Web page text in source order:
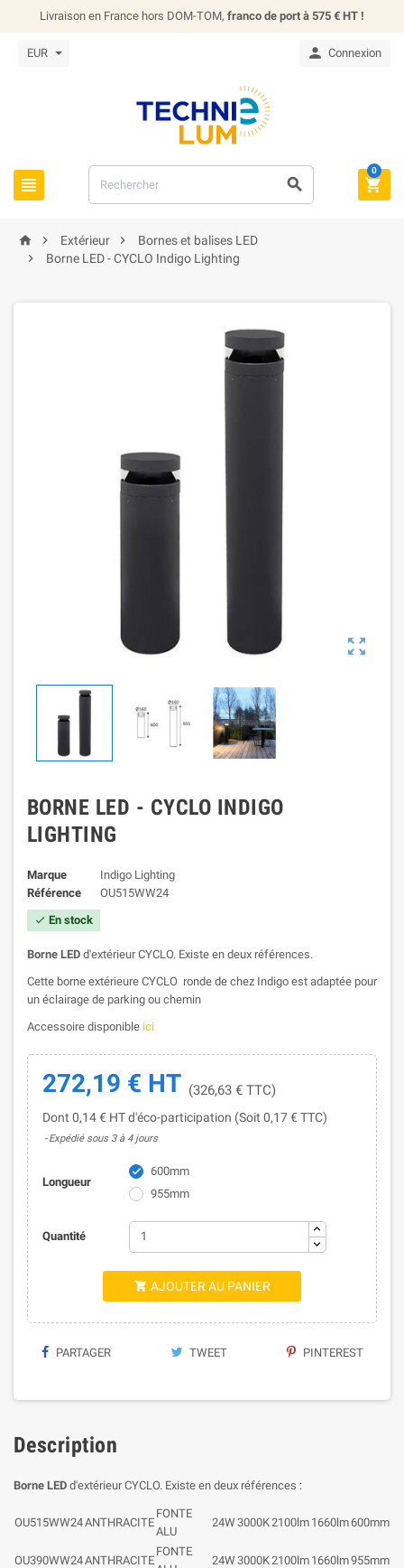
Livraison en France hors DOM-TOM, franco de port à 575 € HT !
EUR  Connexion
  
0
  Extérieur 
Bornes et balises LED

Borne LED - CYCLO Indigo Lighting

BORNE LED - CYCLO INDIGO
LIGHTING
Marque
Indigo Lighting
Référence
OU515WW24
 En stock
Borne LED d'extérieur CYCLO. Existe en deux références.
Cette borne extérieure CYCLO ronde de chez Indigo est adaptée pour
un éclairage de parking ou chemin
Accessoire disponible ici
272,19 € HT (326,63 € TTC)
Dont 0,14 € HT d'éco-participation (Soit 0,17 € TTC)
Expédié sous 3 à 4 jours
Longueur

600mm
955mm
Quantité
 AJOUTER AU PANIER
PARTAGER TWEET PINTEREST
Description
Borne LED d'extérieur CYCLO. Existe en deux références :
OU515WW24ANTHRACITE
FONTE
ALU
24W 3000K2100lm 1660lm 600mm
OU390WW24ANTHRACITE
FONTE
24W 3000K2100lm 1660lm955mm